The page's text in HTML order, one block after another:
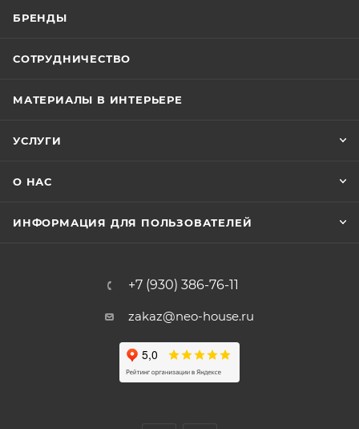
БРЕНДЫ
СОТРУДНИЧЕСТВО
МАТЕРИАЛЫ В ИНТЕРЬЕРЕ
УСЛУГИ
О НАС
ИНФОРМАЦИЯ ДЛЯ ПОЛЬЗОВАТЕЛЕЙ
+7 (930) 386-76-11
zakaz@neo-house.ru